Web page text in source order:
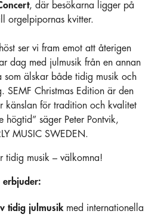
, där besökarna ligger på
orgelpipornas kvitter.
ser vi fram emot att återigen
dag med julmusik från en annan
som älskar både tidig musik och
SEMF Christmas Edition är den
känslan för tradition och kvalitet
högtid” säger Peter Pontvik,
MUSIC SWEDEN.
tidig musik – välkomna!
erbjuder:
tidig julmusikmed internationella